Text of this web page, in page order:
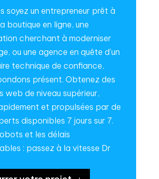
soyez un entrepreneur prêt à
boutique en ligne, une
cherchant à moderniser
ou une agence en quête d'un
technique de confiance,
présent. Obtenez des
web de niveau supérieur,
et propulsées par de
disponibles 7 jours sur 7.
et les délais
: passez à la vitesse Dr